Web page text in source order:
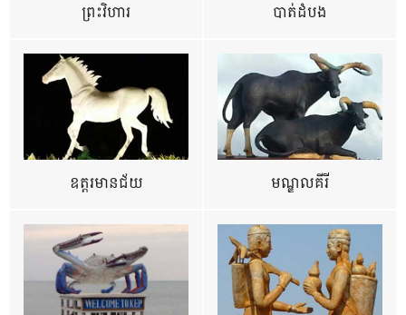
ព្រះវិហារ បាត់ដំបង
ឧត្ដរមានជ័យ មណ្ឌលគីរី